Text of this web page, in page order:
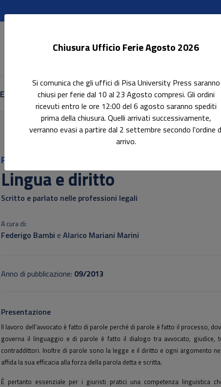
E-book AccessibiliIn evidenzaPubblica con noi
Ricerca
Lingua e diritto
Scritto e parlato nelle professioni legali
A cura di:
Federigo Bambi e Alarico Mariani Marini
Anno di pubblicazione: 09/2013
Presentazione
Il lavoro dell'avvocato è fatto di parole perché di parole è fatto il processo,
governa il linguaggio e di parole è fatto il dialogo tra avvocato, giudice,
contraddittori. Inoltre di parole sono la legge e il diritto e ogni argomento
affida la sua efficacia alla forza della parola detta e scritta.
È pertanto essenziale per i giuristi pratici una competenza linguistica
Chiusura Ufficio Ferie Agosto 2026
Si comunica che gli uffici di Pisa University Press saranno
chiusi per ferie dal 10 al 23 Agosto compresi. Gli ordini
ricevuti entro le ore 12:00 del 6 agosto saranno spediti
prima della chiusura. Quelli arrivati successivamente,
verranno evasi a partire dal 2 settembre secondo l'ordine
arrivo.